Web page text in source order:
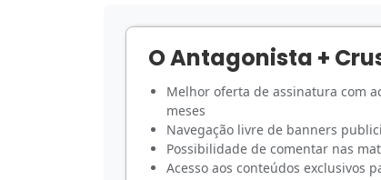
O Antagonista +
Melhor oferta de assinatura com
meses
Navegação livre de banners
Possibilidade de comentar nas
Acesso aos conteúdos exclusivos